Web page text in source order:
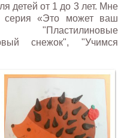
детей от 1 до 3 лет. Мне
серия «Это может ваш
снежок", "Учимся